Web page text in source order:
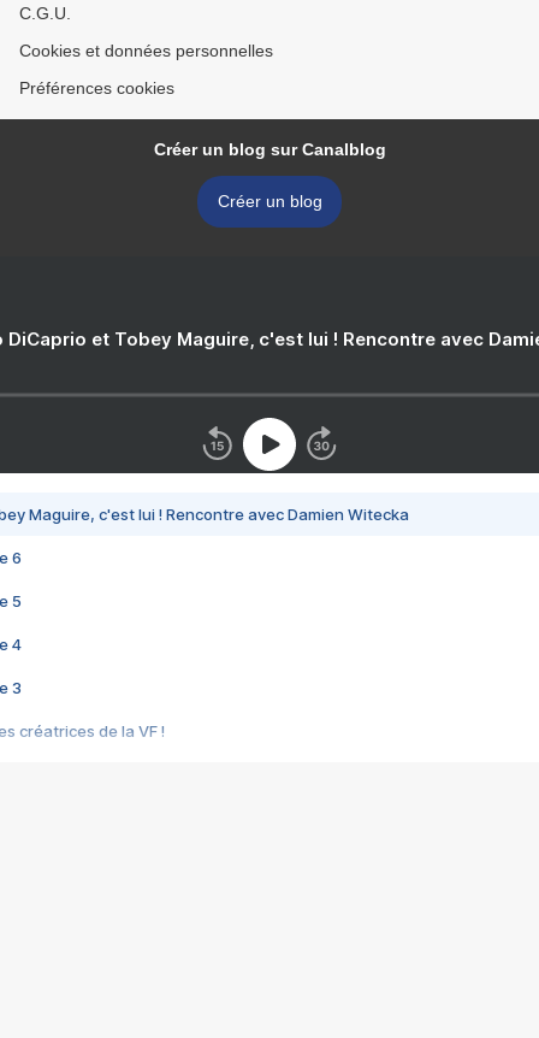
C.G.U.
Cookies et données personnelles
Préférences cookies
Créer un blog sur Canalblog
Créer un blog
DiCaprio et Tobey Maguire, c'est lui ! Rencontre avec
Maguire, c'est lui ! Rencontre avec Damien Witecka
6
5
4
3
créatrices de la VF !